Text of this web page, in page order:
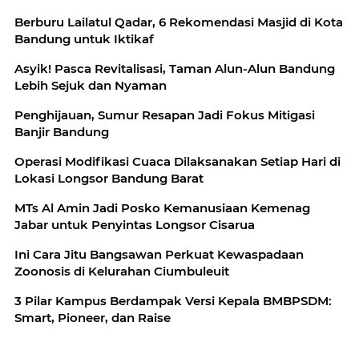
Berburu Lailatul Qadar, 6 Rekomendasi Masjid di Kota
Bandung untuk Iktikaf
Asyik! Pasca Revitalisasi, Taman Alun-Alun Bandung
Lebih Sejuk dan Nyaman
Penghijauan, Sumur Resapan Jadi Fokus Mitigasi
Banjir Bandung
Operasi Modifikasi Cuaca Dilaksanakan Setiap Hari di
Lokasi Longsor Bandung Barat
MTs Al Amin Jadi Posko Kemanusiaan Kemenag
Jabar untuk Penyintas Longsor Cisarua
Ini Cara Jitu Bangsawan Perkuat Kewaspadaan
Zoonosis di Kelurahan Ciumbuleuit
3 Pilar Kampus Berdampak Versi Kepala BMBPSDM:
Smart, Pioneer, dan Raise